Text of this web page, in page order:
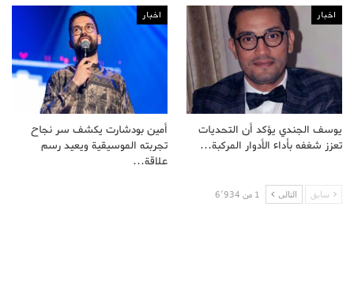
اخبار
يوسف الجندي يؤكد أن التحديات
تعزز شغفه بأداء الأدوار المركبة…
اخبار
أمين بودشارت يكشف سر نجاح
تجربته الموسيقية ويعيد رسم
علاقة…
سابق التالى 1 من 6٬934